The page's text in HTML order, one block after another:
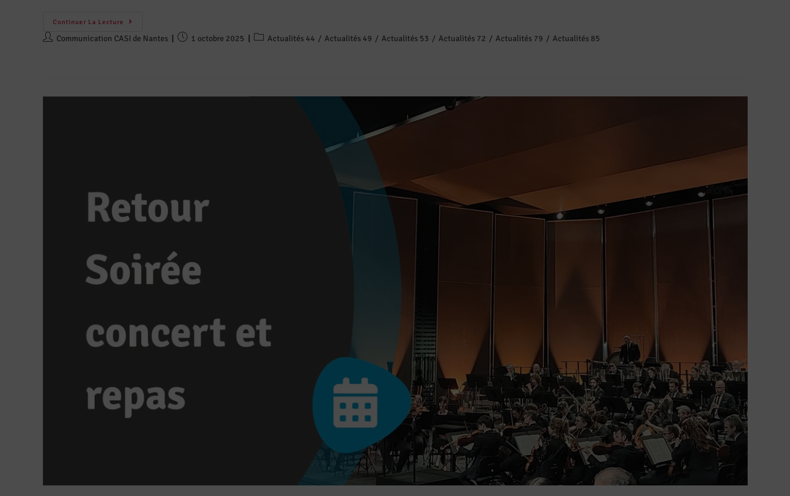
Continuer La Lecture
Communication CASI de Nantes 1 octobre 2025 Actualités 44 / Actualités 49 / Actualités 53 / Actualités 72 / Actualités 79 / Actualités 85